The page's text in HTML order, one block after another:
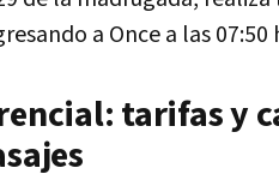
a Once a las 07:50
tarifas y